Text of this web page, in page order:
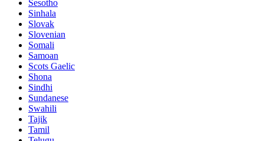
Sesotho
Sinhala
Slovak
Slovenian
Somali
Samoan
Scots Gaelic
Shona
Sindhi
Sundanese
Swahili
Tajik
Tamil